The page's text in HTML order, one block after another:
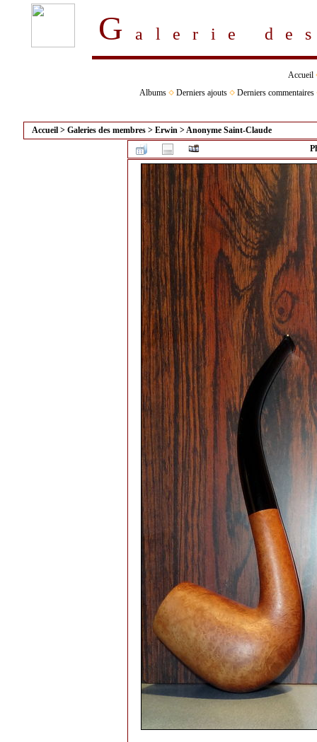
Galerie
Accueil
Albums
Derniers ajouts Derniers commentaires
Accueil > Galeries des membres > Erwin >Anonyme Saint-Claude